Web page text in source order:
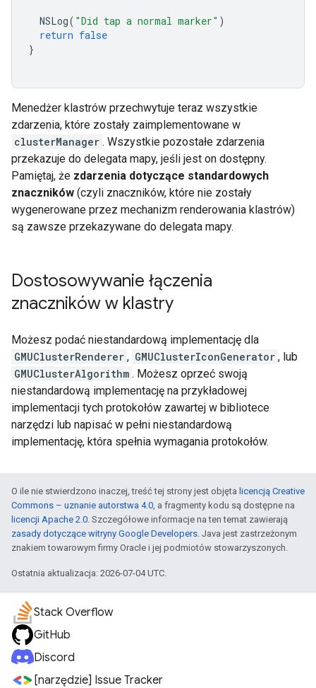
NSLog( "Did tap a normal marker" )
return false
}
Menedżer klastrów przechwytuje teraz wszystkie
zdarzenia, które zostały zaimplementowane w
clusterManager . Wszystkie pozostałe zdarzenia
przekazuje do delegata mapy, jeśli jest on dostępny.
Pamiętaj, że zdarzenia dotyczące standardowych
znaczników (czyli znaczników, które nie zostały
wygenerowane przez mechanizm renderowania klastrów)
są zawsze przekazywane do delegata mapy.
Dostosowywanie łączenia
znaczników w klastry
Możesz podać niestandardową implementację dla
GMUClusterRenderer , GMUClusterIconGenerator , lub
GMUClusterAlgorithm . Możesz oprzeć swoją
niestandardową implementację na przykładowej
implementacji tych protokołów zawartej w bibliotece
narzędzi lub napisać w pełni niestandardową
implementację, która spełnia wymagania protokołów.
O ile nie stwierdzono inaczej, treść tej strony jest objęta licencją Creative
Commons – uznanie autorstwa 4.0 , a fragmenty kodu są dostępne na
licencji Apache 2.0 . Szczegółowe informacje na ten temat zawierają
zasady dotyczące witryny Google Developers . Java jest zastrzeżonym
znakiem towarowym firmy Oracle i jej podmiotów stowarzyszonych.
Ostatnia aktualizacja: 2026-07-04 UTC.
Stack Overflow
GitHub
Discord
[narzędzie] Issue Tracker